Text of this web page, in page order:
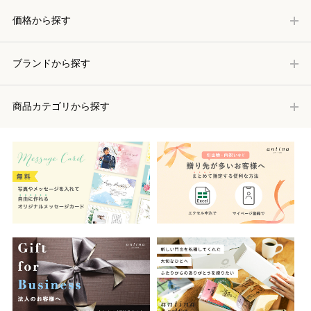
価格から探す
ブランドから探す
商品カテゴリから探す